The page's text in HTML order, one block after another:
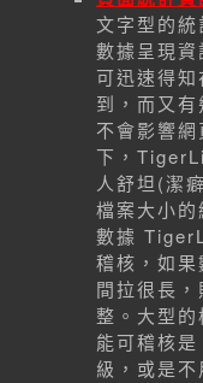
文字型的
數據呈現
可迅速得
到，而又
不會影響
下，
人舒坦(潔
檔案大小
數據
稽核，如
間拉很長
整。大型
能可稽核
級，或是